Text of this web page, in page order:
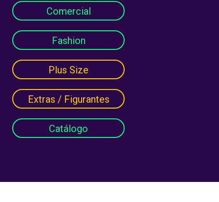
Comercial
Fashion
Plus Size
Extras / Figurantes
Catálogo